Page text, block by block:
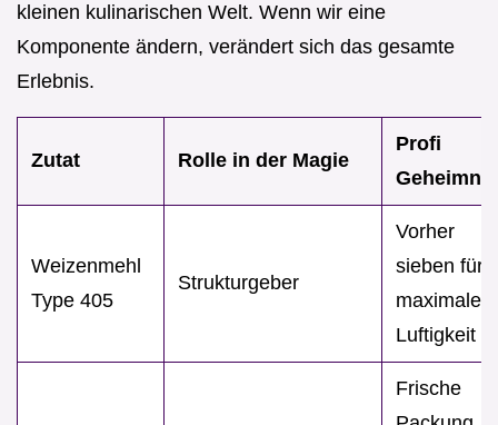
kleinen kulinarischen Welt. Wenn wir eine
Komponente ändern, verändert sich das gesamte
Erlebnis.
Zutat Rolle in der Magie
Profi
Geheimnis
Weizenmehl
Type 405
Strukturgeber
Vorher
sieben für
maximale
Luftigkeit
Frische